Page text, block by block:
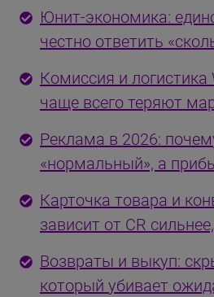
Юнит-экономика:
честно ответить
Комиссия и логистика
чаще всего теряют
Реклама в 2026:
«нормальный», а
Карточка товара и
зависит от CR
Возвраты и выкуп:
который убивает